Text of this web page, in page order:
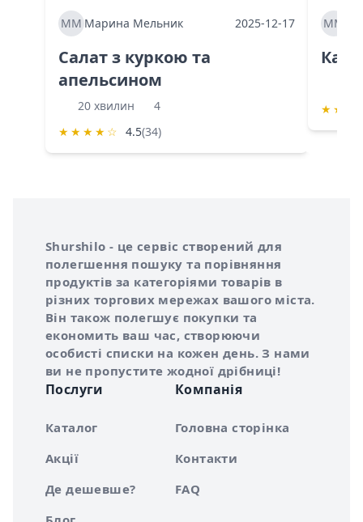
ММ Марина Мельник 2025-12-17
Салат з куркою та
апельсином
20 хвилин
4
★ ★ ★ ★ ☆ 4.5(34)
ММ
★ ★
Про сервіс Shurshilo
Shurshilo - це сервіс створений для
полегшення пошуку та порівняння
продуктів за категоріями товарів в
різних торгових мережах вашого міста.
Він також полегшує покупки та
економить ваш час, створюючи
особисті списки на кожен день. З нами
ви не пропустите жодної дрібниці!
Послуги
Каталог
Акції
Де дешевше?
Компанія
Головна сторінка
Контакти
FAQ